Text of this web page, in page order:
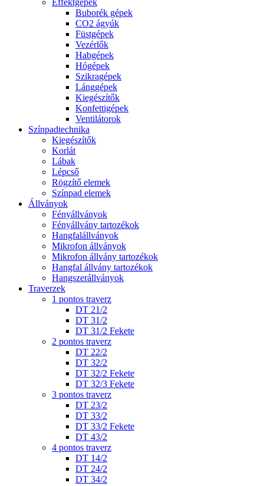
Effektgépek
Buborék gépek
CO2 ágyúk
Füstgépek
Vezérlők
Habgépek
Hógépek
Szikragépek
Lánggépek
Kiegészítők
Konfettigépek
Ventilátorok
Színpadtechnika
Kiegészítők
Korlát
Lábak
Lépcső
Rögzítő elemek
Színpad elemek
Állványok
Fényállványok
Fényállvány tartozékok
Hangfalállványok
Mikrofon állványok
Mikrofon állvány tartozékok
Hangfal állvány tartozékok
Hangszerállványok
Traverzek
1 pontos traverz
DT 21/2
DT 31/2
DT 31/2 Fekete
2 pontos traverz
DT 22/2
DT 32/2
DT 32/2 Fekete
DT 32/3 Fekete
3 pontos traverz
DT 23/2
DT 33/2
DT 33/2 Fekete
DT 43/2
4 pontos traverz
DT 14/2
DT 24/2
DT 34/2